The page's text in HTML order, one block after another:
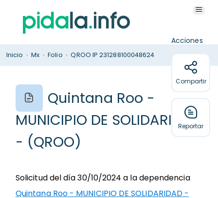
Inicio › Mx › Folio › QROO IP 231288100048624
Acciones
Compartir
Reportar
Quintana Roo -
MUNICIPIO DE SOLIDARIDAD
- (QROO)
Solicitud del día 30/10/2024 a la dependencia
Quintana Roo - MUNICIPIO DE SOLIDARIDAD -